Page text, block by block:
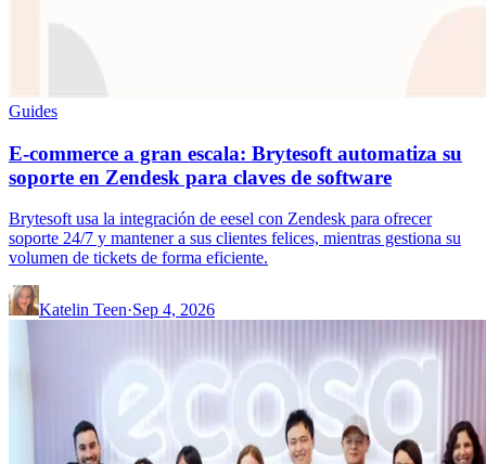
Guides
E-commerce a gran escala: Brytesoft automatiza su
soporte en Zendesk para claves de software
Brytesoft usa la integración de eesel con Zendesk para ofrecer
soporte 24/7 y mantener a sus clientes felices, mientras gestiona su
volumen de tickets de forma eficiente.
Katelin Teen·Sep 4, 2026